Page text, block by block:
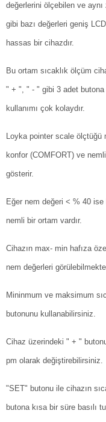
değerlerini ölçebilen ve
gibi bazı değerleri geniş
hassas bir cihazdır.
Bu ortam sıcaklık ölçüm
" + ", " - " gibi 3 adet butona
kullanımı çok kolaydır.
Loyka pointer scale ölçtüğü
konfor (COMFORT) ve
gösterir.
Eğer nem değeri < % 40
nemli bir ortam vardır.
Cihazın max- min hafıza
nem değerleri
Mininmum ve maksimum
butonunu kullanabilirsiniz.
Cihaz üzerindeki " + "
pm olarak değiştirebilirsiniz.
"SET" butonu ile cihazın
butona kısa bir süre basılı